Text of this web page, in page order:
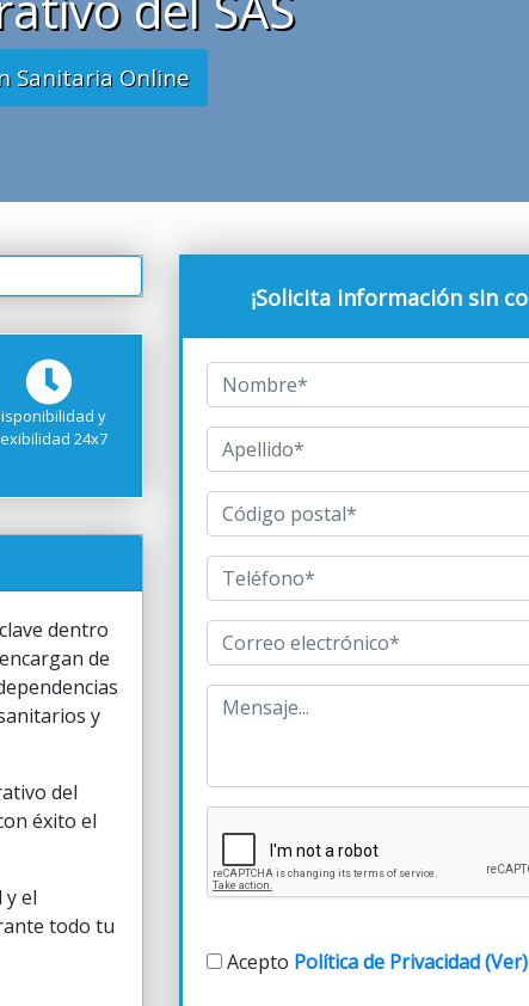
Sanitaria Online
y
24x7
dentro
de
y
del
éxito el
y el
todo tu
¡Solicita información sin
Acepto Política de Privacidad (Ver)